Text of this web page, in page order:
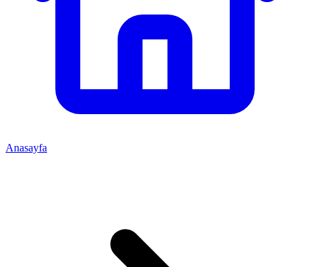
Anasayfa